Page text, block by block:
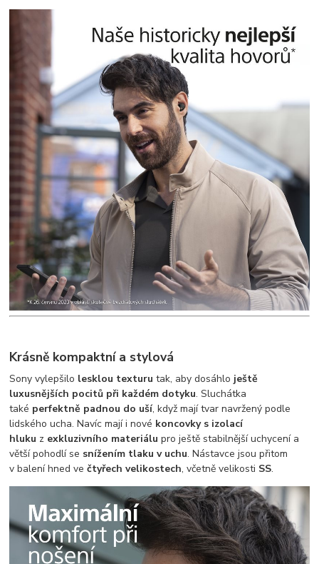
Krásně kompaktní a stylová
Sony vylepšilo lesklou texturu tak, aby dosáhlo ještě
luxusnějších pocitů při každém dotyku. Sluchátka
také perfektně padnou do uší, když mají tvar navržený podle
lidského ucha. Navíc mají i nové koncovky s izolací
hluku z exkluzivního materiálu pro ještě stabilnější uchycení a
větší pohodlí se snížením tlaku v uchu. Nástavce jsou přitom
v balení hned večtyřech velikostech, včetně velikosti SS.